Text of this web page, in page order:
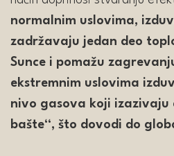
normalnim uslovima,
zadržavaju jedan deo
Sunce i pomažu
ekstremnim uslovima
nivo gasova koji izazivaju
bašte“, što dovodi do